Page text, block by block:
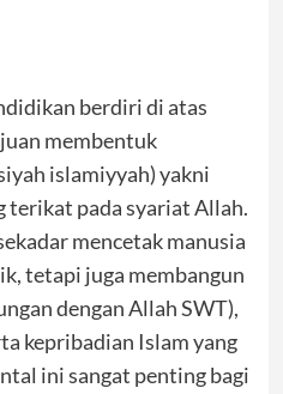
berdiri di atas
membentuk
islamiyyah) yakni
terikat pada syariat Allah.
mencetak manusia
tetapi juga membangun
dengan Allah SWT),
kepribadian Islam yang
ini sangat penting bagi